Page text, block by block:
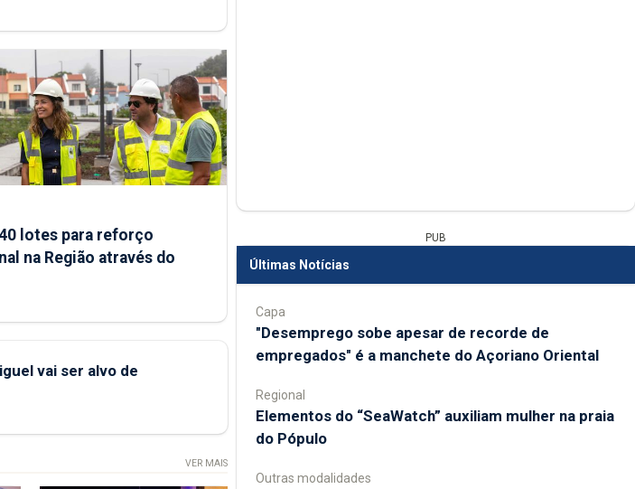
lotes para reforço
na Região através do
vai ser alvo de
VER MAIS
PUB
Últimas Notícias
Capa
"Desemprego sobe apesar de recorde de
empregados" é a manchete do Açoriano Oriental
Regional
​Elementos do “SeaWatch” auxiliam mulher na praia
do Pópulo
Outras modalidades